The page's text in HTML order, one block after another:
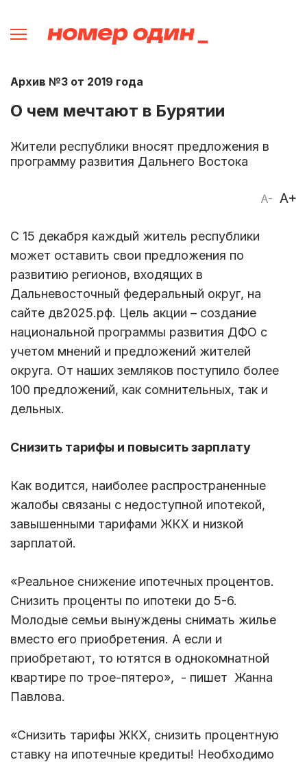
Архив №3 от 2019 года
О чем мечтают в Бурятии
Жители республики вносят предложения в
программу развития Дальнего Востока
A- A+
С 15 декабря каждый житель республики
может оставить свои предложения по
развитию регионов, входящих в
Дальневосточный федеральный округ, на
сайте дв2025.рф. Цель акции – создание
национальной программы развития ДФО с
учетом мнений и предложений жителей
округа. От наших земляков поступило более
100 предложений, как сомнительных, так и
дельных.
Снизить тарифы и повысить зарплату
Как водится, наиболее распространенные
жалобы связаны с недоступной ипотекой,
завышенными тарифами ЖКХ и низкой
зарплатой.
«Реальное снижение ипотечных процентов.
Снизить проценты по ипотеки до 5-6.
Молодые семьи вынуждены снимать жилье
вместо его приобретения. А если и
приобретают, то ютятся в однокомнатной
квартире по трое-пятеро», - пишет Жанна
Павлова.
«Снизить тарифы ЖКХ, снизить процентную
ставку на ипотечные кредиты! Необходимо